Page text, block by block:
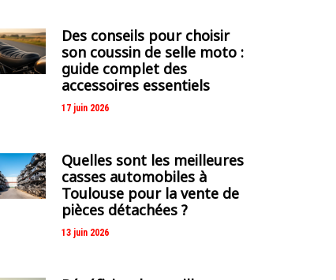
Des conseils pour choisir
son coussin de selle moto :
guide complet des
accessoires essentiels
17 juin 2026
Quelles sont les meilleures
casses automobiles à
Toulouse pour la vente de
pièces détachées ?
13 juin 2026